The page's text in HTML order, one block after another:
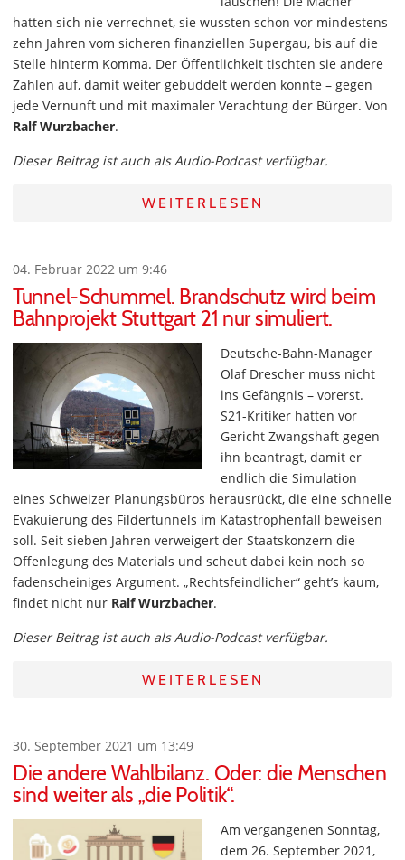
hatten sich nie verrechnet, sie wussten schon vor mindestens
zehn Jahren vom sicheren finanziellen Supergau, bis auf die
Stelle hinterm Komma. Der Öffentlichkeit tischten sie andere
Zahlen auf, damit weiter gebuddelt werden konnte – gegen
jede Vernunft und mit maximaler Verachtung der Bürger. Von
Ralf Wurzbacher.
Dieser Beitrag ist auch als Audio-Podcast verfügbar.
WEITERLESEN
04. Februar 2022 um 9:46
Tunnel-Schummel. Brandschutz wird beim
Bahnprojekt Stuttgart 21 nur simuliert.
Deutsche-Bahn-Manager
Olaf Drescher muss nicht
ins Gefängnis – vorerst.
S21-Kritiker hatten vor
Gericht Zwangshaft gegen
ihn beantragt, damit er
endlich die Simulation
eines Schweizer Planungsbüros herausrückt, die eine schnelle
Evakuierung des Fildertunnels im Katastrophenfall beweisen
soll. Seit sieben Jahren verweigert der Staatskonzern die
Offenlegung des Materials und scheut dabei kein noch so
fadenscheiniges Argument. „Rechtsfeindlicher“ geht’s kaum,
findet nicht nur Ralf Wurzbacher.
Dieser Beitrag ist auch als Audio-Podcast verfügbar.
WEITERLESEN
30. September 2021 um 13:49
Die andere Wahlbilanz. Oder: die Menschen
sind weiter als „die Politik“.
Am vergangenen Sonntag,
dem 26. September 2021,